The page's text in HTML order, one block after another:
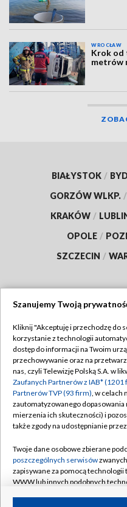
WROCŁAW
Krok od
metrów
BIAŁYSTOK /
GORZÓW WLKP. /
KRAKÓW /
OPOLE /
SZCZECIN /
Abonament TVP
Emisja w TVP
Centrum informacji TVP
Naziemna Telewizja
Rada Programowa
System NOS
Informacje o nadawcy
Szanujemy Twoją
Kliknij "Akceptuję i przechodzę do
korzystanie z technologii
dostęp do informacji na Twoim
przechowywanie oraz na
nas, czyli Telewizję Polską S.A. w
Zaufanych Partnerów z IAB* (1201
Partnerów TVP (93 firm), w celach
zautomatyzowanego
mierzenia ich skuteczności) i
także zgody na udostępnianie
Twoje dane osobowe zbierane
poszczególnych serwisów
zapisywane za pomocą
WWW lub innych podobnych